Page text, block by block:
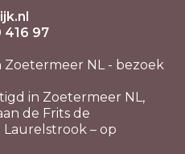
416 97
Zoetermeer NL - bezoek
in Zoetermeer NL,
de Frits de
– op